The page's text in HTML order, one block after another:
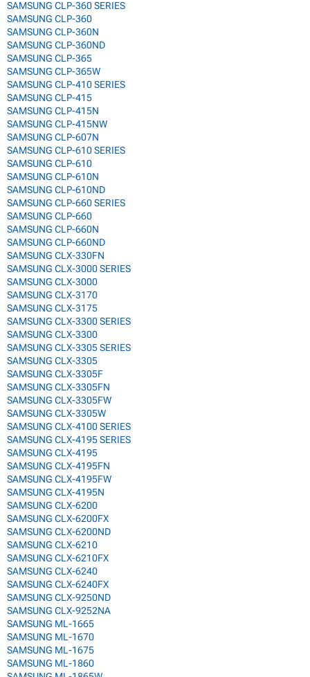
SAMSUNG CLP-360 SERIES
SAMSUNG CLP-360
SAMSUNG CLP-360N
SAMSUNG CLP-360ND
SAMSUNG CLP-365
SAMSUNG CLP-365W
SAMSUNG CLP-410 SERIES
SAMSUNG CLP-415
SAMSUNG CLP-415N
SAMSUNG CLP-415NW
SAMSUNG CLP-607N
SAMSUNG CLP-610 SERIES
SAMSUNG CLP-610
SAMSUNG CLP-610N
SAMSUNG CLP-610ND
SAMSUNG CLP-660 SERIES
SAMSUNG CLP-660
SAMSUNG CLP-660N
SAMSUNG CLP-660ND
SAMSUNG CLX-330FN
SAMSUNG CLX-3000 SERIES
SAMSUNG CLX-3000
SAMSUNG CLX-3170
SAMSUNG CLX-3175
SAMSUNG CLX-3300 SERIES
SAMSUNG CLX-3300
SAMSUNG CLX-3305 SERIES
SAMSUNG CLX-3305
SAMSUNG CLX-3305F
SAMSUNG CLX-3305FN
SAMSUNG CLX-3305FW
SAMSUNG CLX-3305W
SAMSUNG CLX-4100 SERIES
SAMSUNG CLX-4195 SERIES
SAMSUNG CLX-4195
SAMSUNG CLX-4195FN
SAMSUNG CLX-4195FW
SAMSUNG CLX-4195N
SAMSUNG CLX-6200
SAMSUNG CLX-6200FX
SAMSUNG CLX-6200ND
SAMSUNG CLX-6210
SAMSUNG CLX-6210FX
SAMSUNG CLX-6240
SAMSUNG CLX-6240FX
SAMSUNG CLX-9250ND
SAMSUNG CLX-9252NA
SAMSUNG ML-1665
SAMSUNG ML-1670
SAMSUNG ML-1675
SAMSUNG ML-1860